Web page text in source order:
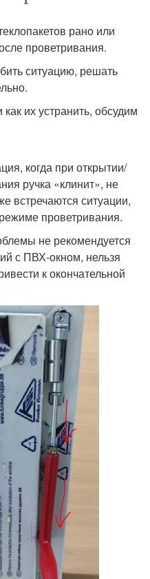
рано или
проветривания.
ситуацию, решать
их устранить, обсудим
когда при открытии/
ручка «клинит», не
встречаются ситуации,
проветривания.
не рекомендуется
с ПВХ-окном, нельзя
к окончательной